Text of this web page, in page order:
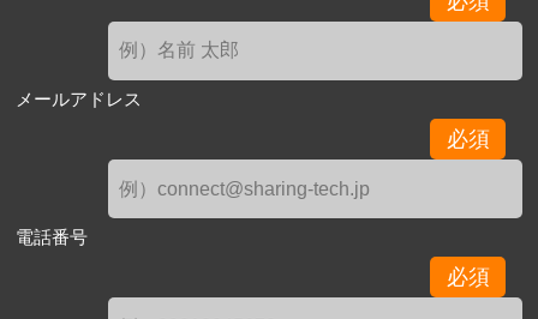
メールアドレス
必須
電話番号
必須